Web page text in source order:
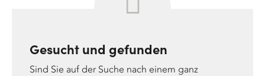
Gesucht und gefunden
Sind Sie auf der Suche nach einem ganz